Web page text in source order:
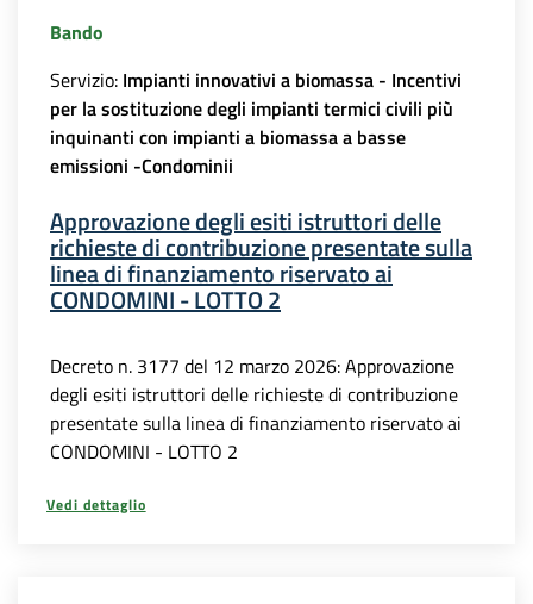
Bando
Servizio: Impianti innovativi a biomassa - Incentivi
per la sostituzione degli impianti termici civili più
inquinanti con impianti a biomassa a basse
emissioni -Condominii
Approvazione degli esiti istruttori delle
richieste di contribuzione presentate sulla
linea di finanziamento riservato ai
CONDOMINI - LOTTO 2
Decreto n. 3177 del 12 marzo 2026: Approvazione
degli esiti istruttori delle richieste di contribuzione
presentate sulla linea di finanziamento riservato ai
CONDOMINI - LOTTO 2
Vedi dettaglio